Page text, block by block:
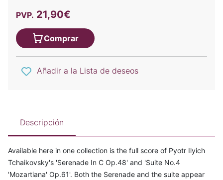
PVP. 21,90€
Comprar
Añadir a la Lista de deseos
Descripción
Available here in one collection is the full score of Pyotr Ilyich
Tchaikovsky's 'Serenade In C Op.48' and 'Suite No.4
'Mozartiana' Op.61'. Both the Serenade and the suite appear